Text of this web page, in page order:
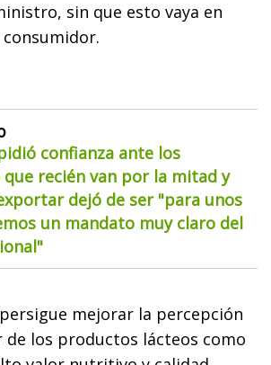
sin que esto vaya en
confianza ante los
recién van por la mitad y
dejó de ser "para unos
un mandato muy claro del
mejorar la percepción
de los productos lácteos como